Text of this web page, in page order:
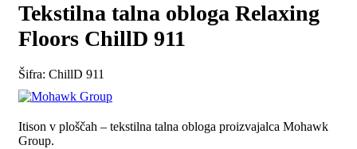
Tekstilna talna obloga Relaxing
Floors ChillD 911
Šifra: ChillD 911
Itison v ploščah – tekstilna talna obloga proizvajalca Mohawk
Group.